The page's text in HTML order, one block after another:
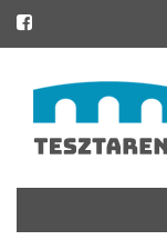
to
content